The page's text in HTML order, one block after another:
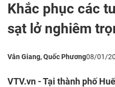
Khắc phục các
sạt lở nghiêm
Vân Giang, Quốc Phương08/01/
VTV.vn - Tại thành phố